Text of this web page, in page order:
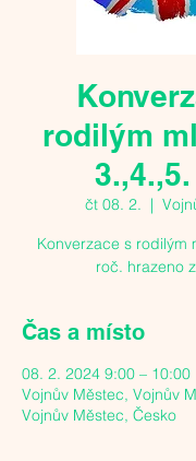
rodilým
čt 08. 2.
  |
Konverzace s rodilým
roč. hrazeno
Čas a místo
08. 2. 2024 9:00 – 10:00
Vojnův Městec, Vojnův
Vojnův Městec, Česko